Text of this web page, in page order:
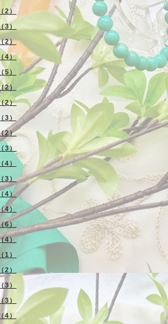
2）
3）
2）
4）
5）
2）
2）
3）
2）
3）
4）
3）
4）
4）
6）
4）
1）
2）
3）
3）
4）